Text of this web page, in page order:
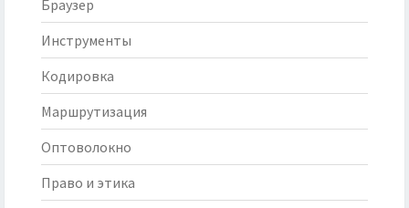
Браузер
Инструменты
Кодировка
Маршрутизация
Оптоволокно
Право и этика